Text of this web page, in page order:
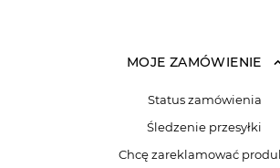
MOJE ZAMÓWIENIE
Status zamówienia
Śledzenie przesyłki
Chcę zareklamować